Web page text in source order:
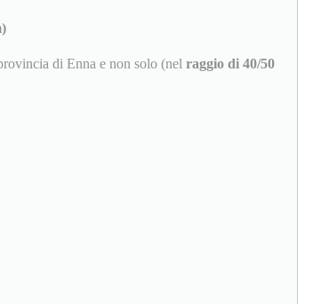
di Enna e non solo (nel raggio di 40/50